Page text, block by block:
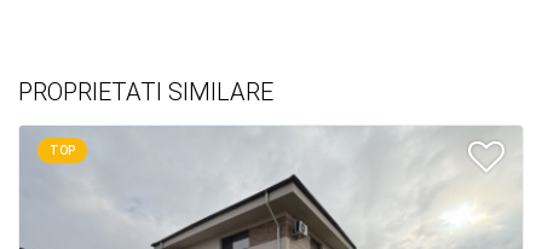
PROPRIETATI SIMILARE
TOP